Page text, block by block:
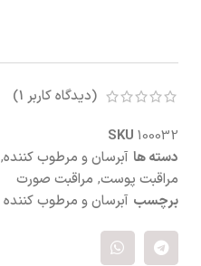
(دیدگاه کاربر 1
)
SKU 100032
دسته ها آبرسان و مرطوب کننده,
مراقبت پوست, مراقبت صورت
برچسب آبرسان و مرطوب کننده